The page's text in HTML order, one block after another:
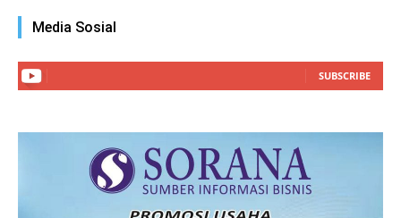
Media Sosial
SUBSCRIBE